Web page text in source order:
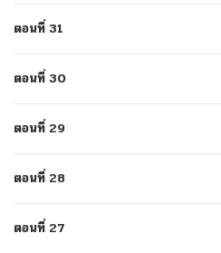
ตอนที่ 31
ตอนที่ 30
ตอนที่ 29
ตอนที่ 28
ตอนที่ 27